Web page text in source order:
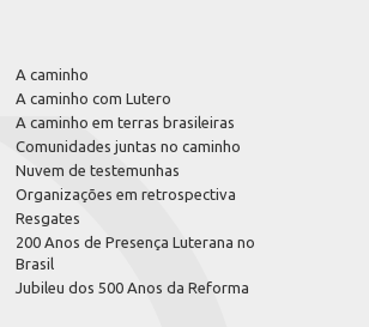
A caminho
A caminho com Lutero
A caminho em terras brasileiras
Comunidades juntas no caminho
Nuvem de testemunhas
Organizações em retrospectiva
Resgates
200 Anos de Presença Luterana no
Brasil
Jubileu dos 500 Anos da Reforma